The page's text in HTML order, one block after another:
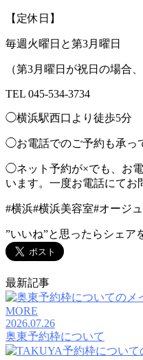
【定休日】
毎週火曜日と第3月曜日
（第3月曜日が祝日の場合
TEL 045-534-3734
◯横浜駅西口より徒歩5分
◯お電話でのご予約も承っ
◯ネット予約が×でも、お
います。一度お電話にてお
#横浜#横浜美容室#オージ
”いいね”と思ったらシェア
最新記事
MORE
2026.07.26
奥東予約枠について